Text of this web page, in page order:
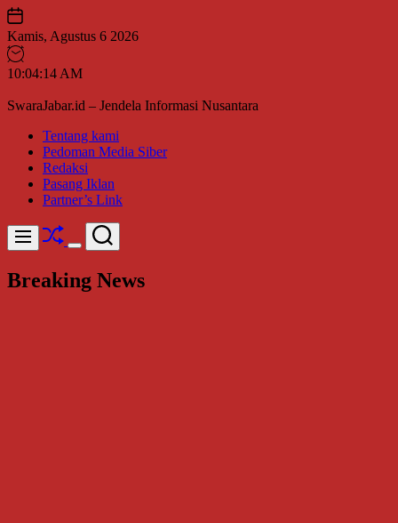
Skip
to
content
Kamis, Agustus 6 2026
10:04:16 AM
SwaraJabar.id – Jendela Informasi Nusantara
Tentang kami
Pedoman Media Siber
Redaksi
Pasang Iklan
Partner’s Link
Menu Shuffle
Switch
mode
Search
Breaking News